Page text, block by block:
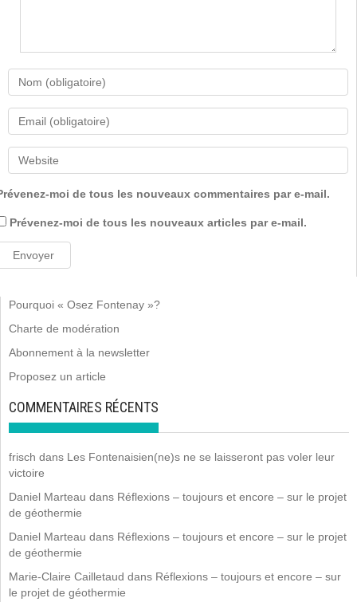
moi de tous les nouveaux commentaires par e-mail.
Prévenez-moi de tous les nouveaux articles par e-mail.
Pourquoi « Osez Fontenay »?
Charte de modération
Abonnement à la newsletter
Proposez un article
COMMENTAIRES RÉCENTS
frisch dans Les Fontenaisien(ne)s ne se laisseront pas voler leur
victoire
Daniel Marteau dans Réflexions – toujours et encore – sur le projet
de géothermie
Daniel Marteau dans Réflexions – toujours et encore – sur le projet
de géothermie
Marie-Claire Cailletaud dans Réflexions – toujours et encore – sur
le projet de géothermie